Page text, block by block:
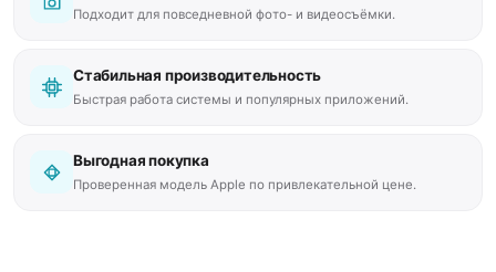
Подходит для повседневной фото- и видеосъёмки.
Стабильная производительность
Быстрая работа системы и популярных приложений.
Выгодная покупка
Проверенная модель Apple по привлекательной цене.